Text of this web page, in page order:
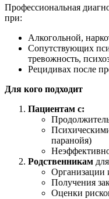
Профессиональная
при:
Алкогольной,
Сопутствующих
тревожность,
Рецидивах после
Для кого подходит
Пациентам с:
паранойя)
Родственникам
Организации
Получения
Оценки